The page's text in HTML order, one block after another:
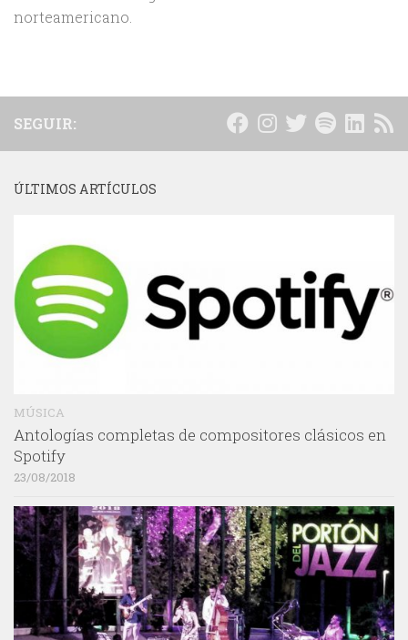
norteamericano.
SEGUIR:
ÚLTIMOS ARTÍCULOS
MÚSICA
Antologías completas de compositores clásicos en
Spotify
23/08/2018